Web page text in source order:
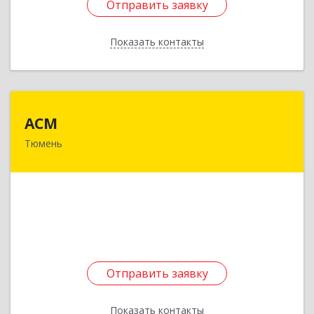
Отправить заявку
Показать контакты
Отправить заявку
Назад
АСМ
Тюмень
Отправить заявку
Показать контакты
Отправить заявку
Назад